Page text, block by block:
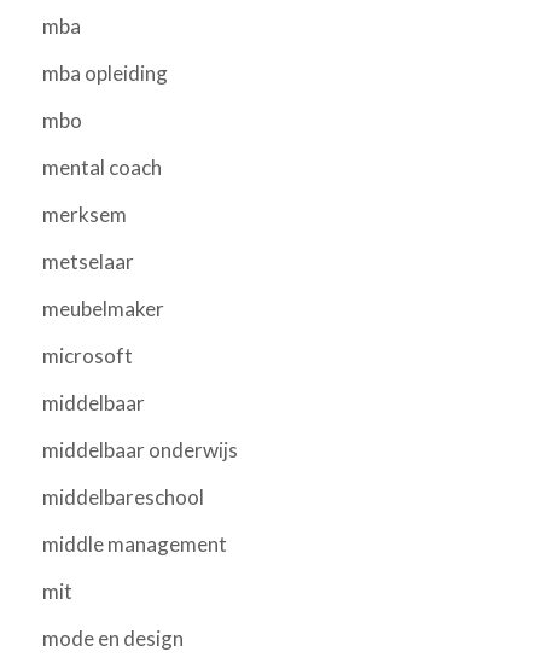
mba
mba opleiding
mbo
mental coach
merksem
metselaar
meubelmaker
microsoft
middelbaar
middelbaar onderwijs
middelbareschool
middle management
mit
mode en design